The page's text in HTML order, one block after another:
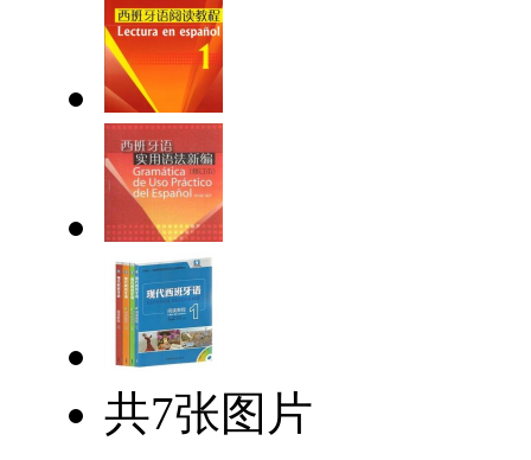
共7张图片